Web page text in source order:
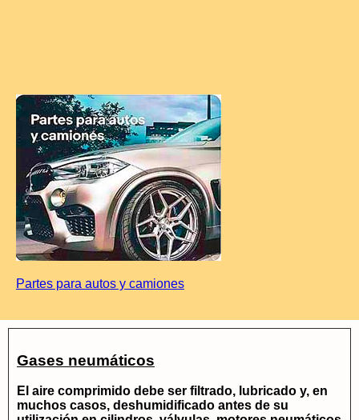
Partes para autos y camiones
Gases neumáticos
El aire comprimido debe ser filtrado, lubricado y, en
muchos casos, deshumidificado antes de su